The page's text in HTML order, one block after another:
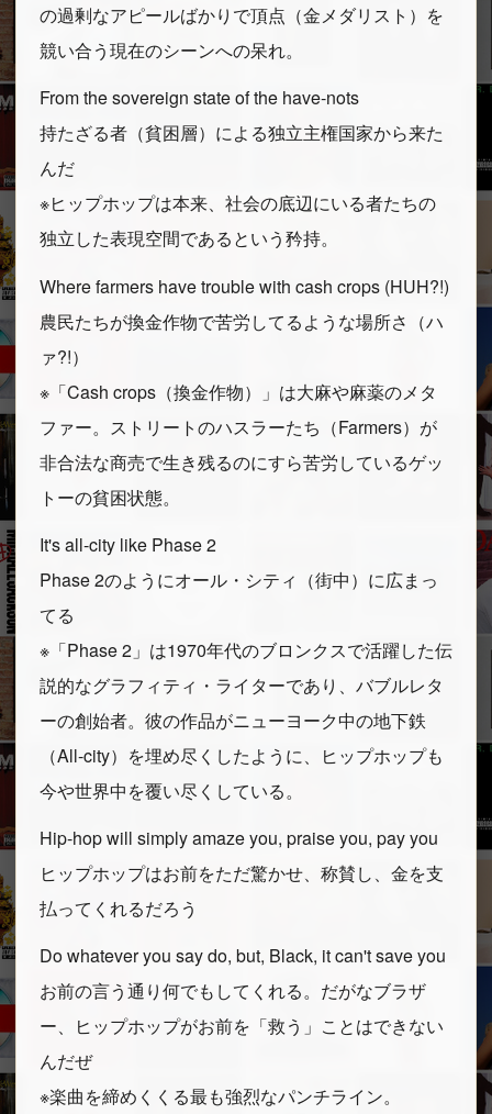
の過剰なアピールばかりで頂点（金メダリスト）を
競い合う現在のシーンへの呆れ。
From the sovereign state of the have-nots
持たざる者（貧困層）による独立主権国家から来た
んだ
※ヒップホップは本来、社会の底辺にいる者たちの
独立した表現空間であるという矜持。
Where farmers have trouble with cash crops (HUH?!)
農民たちが換金作物で苦労してるような場所さ（ハ
ァ?!）
※「Cash crops（換金作物）」は大麻や麻薬のメタ
ファー。ストリートのハスラーたち（Farmers）が
非合法な商売で生き残るのにすら苦労しているゲッ
トーの貧困状態。
It's all-city like Phase 2
Phase 2のようにオール・シティ（街中）に広まっ
てる
※「Phase 2」は1970年代のブロンクスで活躍した伝
説的なグラフィティ・ライターであり、バブルレタ
ーの創始者。彼の作品がニューヨーク中の地下鉄
（All-city）を埋め尽くしたように、ヒップホップも
今や世界中を覆い尽くしている。
Hip-hop will simply amaze you, praise you, pay you
ヒップホップはお前をただ驚かせ、称賛し、金を支
払ってくれるだろう
Do whatever you say do, but, Black, it can't save you
お前の言う通り何でもしてくれる。だがなブラザ
ー、ヒップホップがお前を「救う」ことはできない
んだぜ
※楽曲を締めくくる最も強烈なパンチライン。